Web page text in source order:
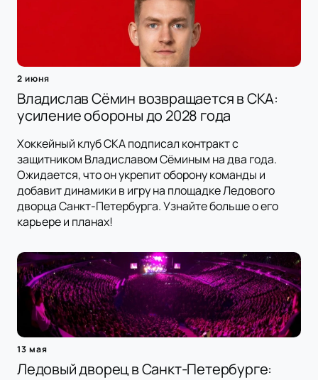
2 июня
Владислав Сёмин возвращается в СКА:
усиление обороны до 2028 года
Хоккейный клуб СКА подписал контракт с
защитником Владиславом Сёминым на два года.
Ожидается, что он укрепит оборону команды и
добавит динамики в игру на площадке Ледового
дворца Санкт-Петербурга. Узнайте больше о его
карьере и планах!
13 мая
Ледовый дворец в Санкт-Петербурге: